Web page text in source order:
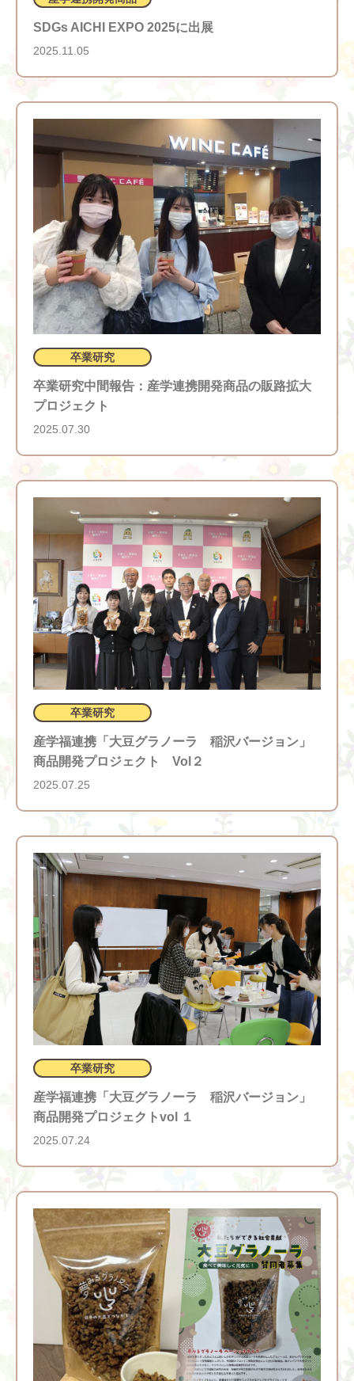
SDGs AICHI EXPO 2025に出展
2025.11.05
卒業研究
卒業研究中間報告：産学連携開発商品の販路拡大
プロジェクト
2025.07.30
卒業研究
産学福連携「大豆グラノーラ 稲沢バージョン」
商品開発プロジェクト Vol２
2025.07.25
卒業研究
産学福連携「大豆グラノーラ 稲沢バージョン」
商品開発プロジェクトvol １
2025.07.24